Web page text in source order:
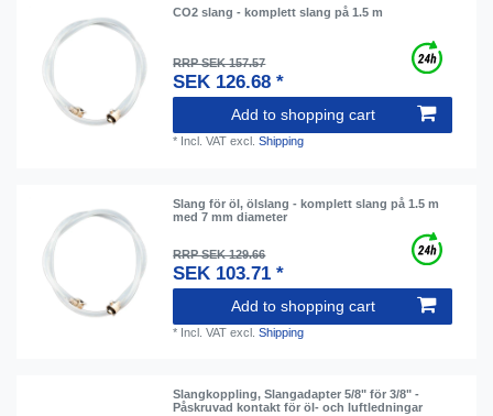
CO2 slang - komplett slang på 1.5 m
RRP SEK 157.57
SEK 126.68 *
Add to shopping cart
* Incl. VAT excl.Shipping
Slang för öl, ölslang - komplett slang på 1.5 m
med 7 mm diameter
RRP SEK 129.66
SEK 103.71 *
Add to shopping cart
* Incl. VAT excl.Shipping
Slangkoppling, Slangadapter 5/8" för 3/8" -
Påskruvad kontakt för öl- och luftledningar